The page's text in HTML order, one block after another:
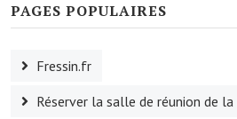
Le sport au foyer rural
PAGES POPULAIRES
Fressin.fr
Réserver la salle de réunion de la